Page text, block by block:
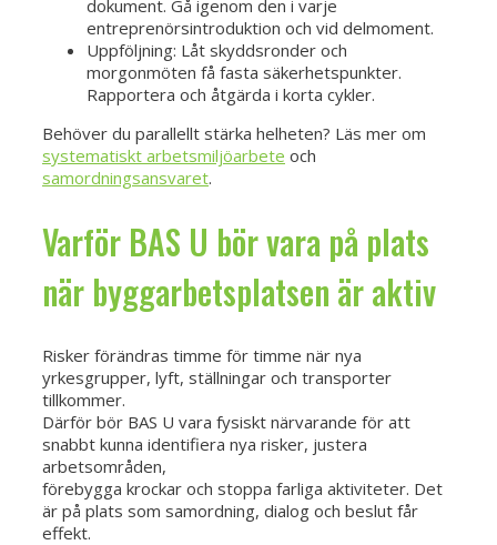
dokument. Gå igenom den i varje
entreprenörsintroduktion och vid delmoment.
Uppföljning: Låt skyddsronder och
morgonmöten få fasta säkerhetspunkter.
Rapportera och åtgärda i korta cykler.
Behöver du parallellt stärka helheten? Läs mer om
systematiskt arbetsmiljöarbete och
samordningsansvaret.
Varför BAS U bör vara på plats
när byggarbetsplatsen är aktiv
Risker förändras timme för timme när nya
yrkesgrupper, lyft, ställningar och transporter
tillkommer.
Därför bör BAS U vara fysiskt närvarande för att
snabbt kunna identifiera nya risker, justera
arbetsområden,
förebygga krockar och stoppa farliga aktiviteter. Det
är på plats som samordning, dialog och beslut får
effekt.